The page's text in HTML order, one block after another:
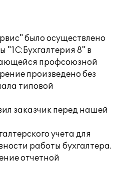
было осуществлено
"1С:Бухгалтерия 8" в
профсоюзной
произведено без
типовой
заказчик перед нашей
учета для
работы бухгалтера.
отчетной